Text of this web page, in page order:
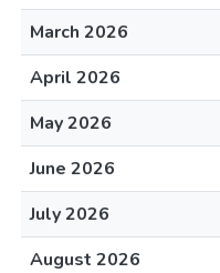
March 2026
April 2026
May 2026
June 2026
July 2026
August 2026